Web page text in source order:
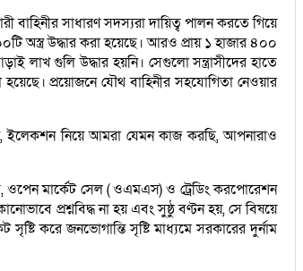
বাহিনীর সাধারণ সদস্যরা দায়িত্ব পালন করতে গিয়ে
অস্ত্র উদ্ধার করা হয়েছে। আরও প্রায় ১ হাজার ৪০০
লাখ গুলি উদ্ধার হয়নি। সেগুলো সন্ত্রাসীদের হাতে
প্রয়োজনে যৌথ বাহিনীর সহযোগিতা নেওয়ার
ইলেকশন নিয়ে আমরা যেমন কাজ করছি, আপনারাও
ওপেন মার্কেট সেল ( ওএমএস) ও ট্রেডিং করপোরেশন
প্রশ্নবিদ্ধ না হয় এবং সুষ্ঠু বণ্টন হয়, সে বিষয়ে
করে জনভোগান্তি সৃষ্টি মাধ্যমে সরকারের দুর্নাম